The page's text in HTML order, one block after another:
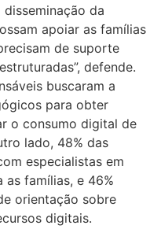
da
apoiar as famílias
de suporte
defende.
buscaram a
para obter
o consumo digital de
lado, 48% das
especialistas em
as famílias, e 46%
orientação sobre
digitais.